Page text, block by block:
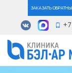
ЗАКАЗАТЬ